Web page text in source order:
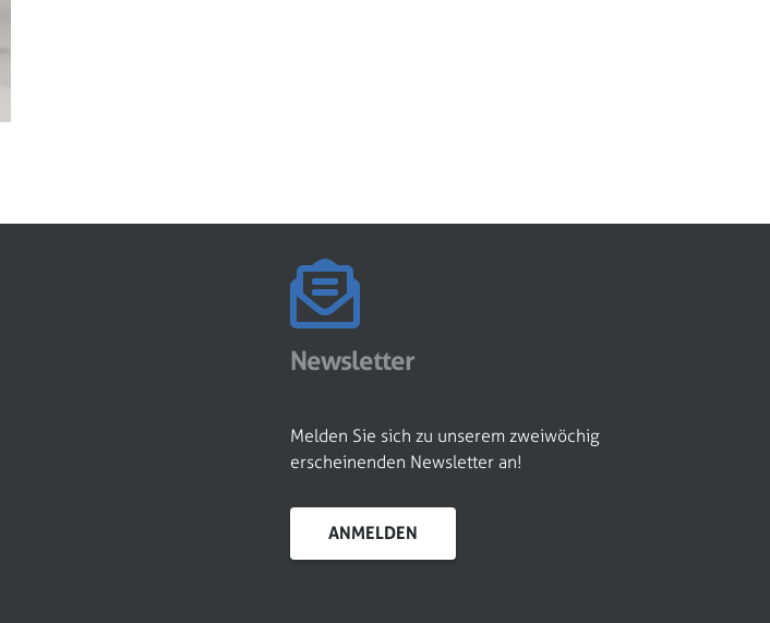
Newsletter
Melden Sie sich zu unserem zweiwöchig
erscheinenden Newsletter an!
ANMELDEN